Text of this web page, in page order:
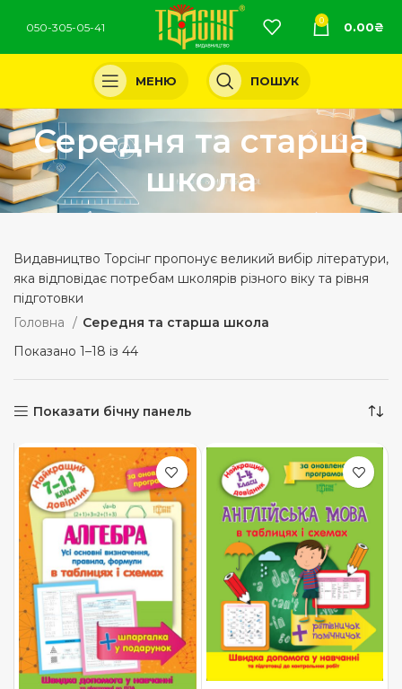
050-305-05-41
0 0.00₴
МЕНЮ ПОШУК
Середня та старша
школа
Видавництво Торсінг пропонує великий вибір літератури,
яка відповідає потребам школярів різного віку та рівня
підготовки
Головна
Середня та старша школа
Показано 1–18 із 44
Показати бічну панель